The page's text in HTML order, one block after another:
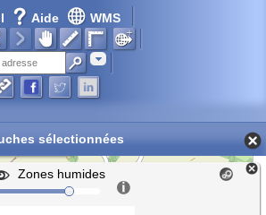
Aide WMS
Adresse
sélectionnées
Zones humides